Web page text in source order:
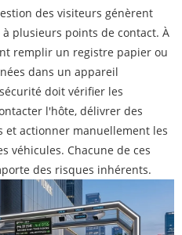
des visiteurs génèrent
plusieurs points de contact. À
remplir un registre papier ou
dans un appareil
doit vérifier les
l'hôte, délivrer des
et actionner manuellement les
véhicules. Chacune de ces
des risques inhérents.